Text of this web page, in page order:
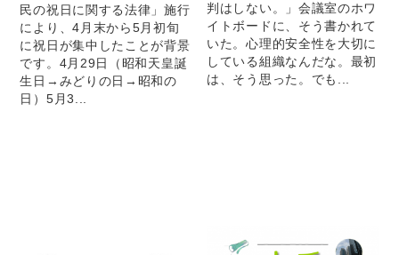
民の祝日に関する法律」施行
により、4月末から5月初旬
に祝日が集中したことが背景
です。4月29日（昭和天皇誕
生日→みどりの日→昭和の
日）5月3...
判はしない。」会議室のホワ
イトボードに、そう書かれて
いた。心理的安全性を大切に
している組織なんだな。最初
は、そう思った。でも...